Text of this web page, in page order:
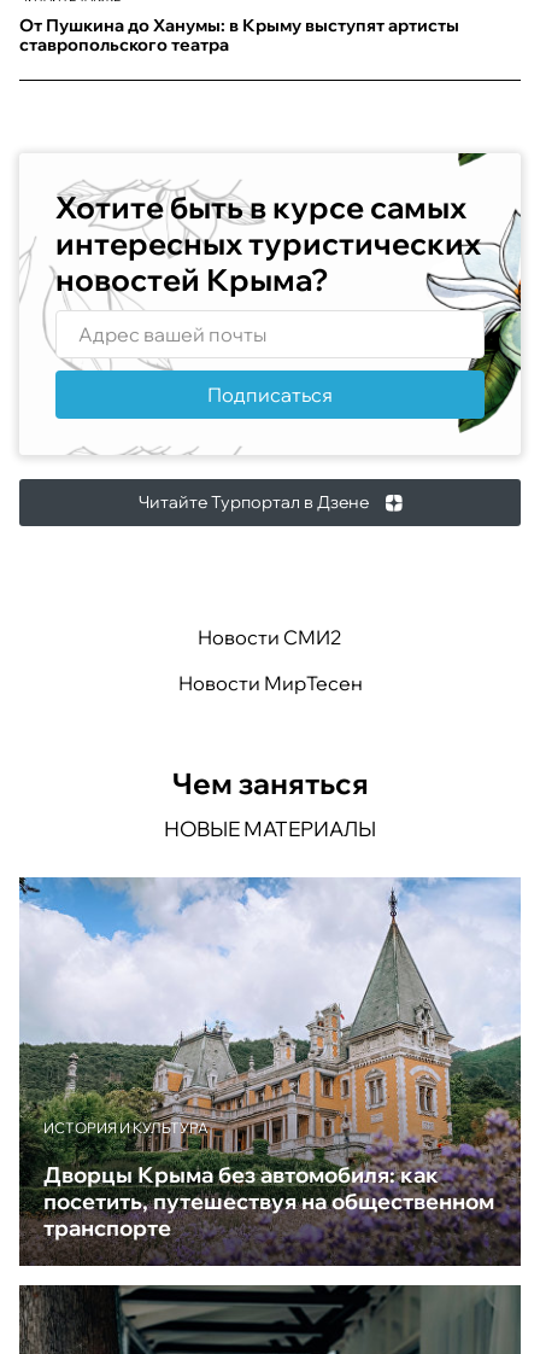
От Пушкина до Ханумы: в Крыму выступят артисты
ставропольского театра
Хотите быть в курсе самых
интересных туристических
новостей Крыма?
Подписаться
Читайте Турпортал в Дзене
Новости СМИ2
Новости МирТесен
Чем заняться
НОВЫЕ МАТЕРИАЛЫ
ИСТОРИЯ И КУЛЬТУРА
Дворцы Крыма без автомобиля: как
посетить, путешествуя на общественном
транспорте